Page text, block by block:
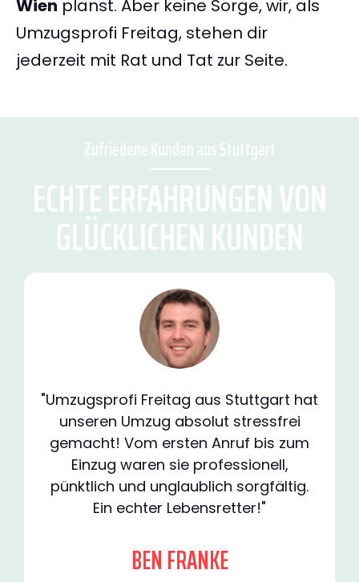
Wien planst. Aber keine Sorge, wir, als
Umzugsprofi Freitag, stehen dir
jederzeit mit Rat und Tat zur Seite.
Zufriedene Kunden aus Stuttgart
ECHTE ERFAHRUNGEN VON
GLÜCKLICHEN KUNDEN
"Umzugsprofi Freitag aus Stuttgart hat
unseren Umzug absolut stressfrei
gemacht! Vom ersten Anruf bis zum
Einzug waren sie professionell,
pünktlich und unglaublich sorgfältig.
Ein echter Lebensretter!"
BEN FRANKE